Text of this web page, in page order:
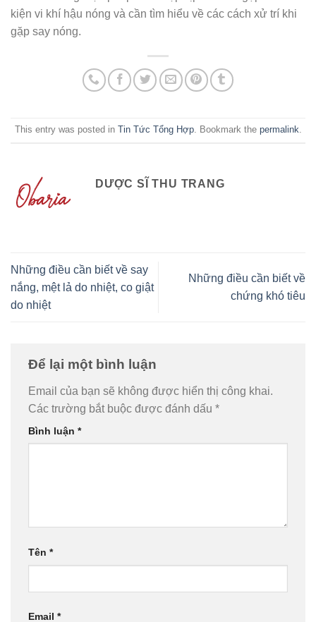
kiện vi khí hậu nóng và cần tìm hiểu về các cách xử trí khi
gặp say nóng.
This entry was posted in Tin Tức Tổng Hợp. Bookmark the permalink.
DƯỢC SĨ THU TRANG
Những điều cần biết về say
nắng, mệt lả do nhiệt, co giật
do nhiệt
Những điều cần biết về
chứng khó tiêu
Để lại một bình luận
Email của bạn sẽ không được hiển thị công khai.
Các trường bắt buộc được đánh dấu *
Bình luận *
Tên *
Email *